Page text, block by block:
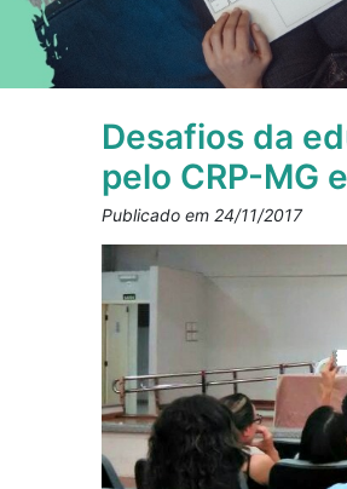
Desafios da
pelo CRP-MG
Publicado em 24/11/2017